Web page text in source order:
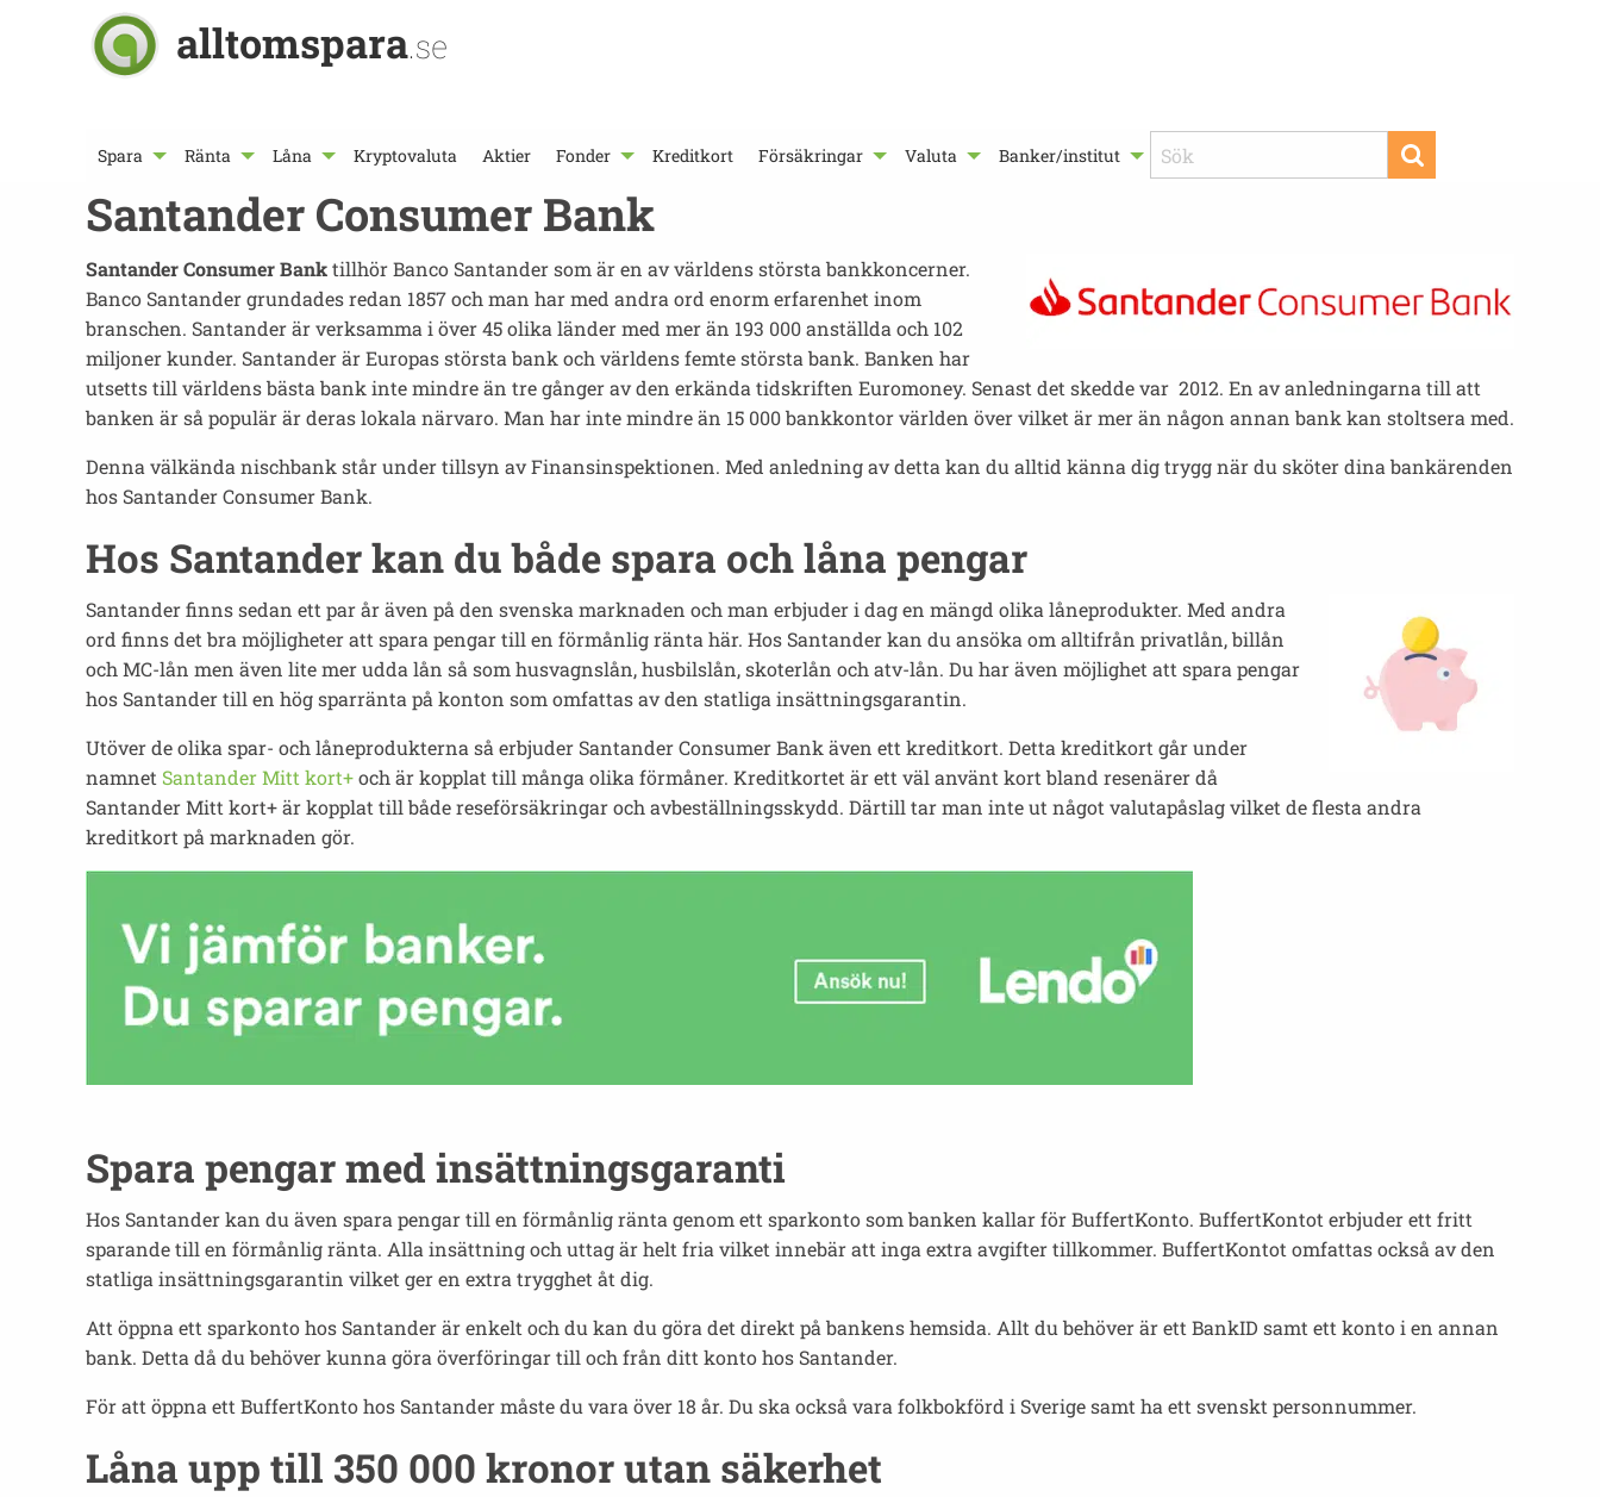
alltomspara.se
Spara Ränta Låna Kryptovaluta Aktier Fonder Kreditkort Försäkringar Valuta Banker/institut
Santander Consumer Bank
Santander Consumer Banktillhör Banco Santander som är en av världens största bankkoncerner.
Banco Santander grundades redan 1857 och man har med andra ord enorm erfarenhet inom
branschen. Santander är verksamma i över 45 olika länder med mer än 193 000 anställda och 102
miljoner kunder. Santander är Europas största bank och världens femte största bank. Banken har
utsetts till världens bästa bank inte mindre än tre gånger av den erkända tidskriften Euromoney. Senast det skedde var 2012. En av anledningarna till att
banken är så populär är deras lokala närvaro. Man har inte mindre än 15 000 bankkontor världen över vilket är mer än någon annan bank kan stoltsera med.
Denna välkända nischbank står under tillsyn av Finansinspektionen. Med anledning av detta kan du alltid känna dig trygg när du sköter dina bankärenden
hos Santander Consumer Bank.
Hos Santander kan du både spara och låna pengar
Santander finns sedan ett par år även på den svenska marknaden och man erbjuder i dag en mängd olika låneprodukter. Med andra
ord finns det bra möjligheter att spara pengar till en förmånlig ränta här. Hos Santander kan du ansöka om alltifrån privatlån, billån
och MC-lån men även lite mer udda lån så som husvagnslån, husbilslån, skoterlån och atv-lån. Du har även möjlighet att spara pengar
hos Santander till en hög sparränta på konton som omfattas av den statliga insättningsgarantin.
Utöver de olika spar- och låneprodukterna så erbjuder Santander Consumer Bank även ett kreditkort. Detta kreditkort går under
namnet Santander Mitt kort+och är kopplat till många olika förmåner. Kreditkortet är ett väl använt kort bland resenärer då
Santander Mitt kort+ är kopplat till både reseförsäkringar och avbeställningsskydd. Därtill tar man inte ut något valutapåslag vilket de flesta andra
kreditkort på marknaden gör.
Spara pengar med insättningsgaranti
Hos Santander kan du även spara pengar till en förmånlig ränta genom ett sparkonto som banken kallar för BuffertKonto. BuffertKontot erbjuder ett fritt
sparande till en förmånlig ränta. Alla insättning och uttag är helt fria vilket innebär att inga extra avgifter tillkommer. BuffertKontot omfattas också av den
statliga insättningsgarantin vilket ger en extra trygghet åt dig.
Att öppna ett sparkonto hos Santander är enkelt och du kan du göra det direkt på bankens hemsida. Allt du behöver är ett BankID samt ett konto i en annan
bank. Detta då du behöver kunna göra överföringar till och från ditt konto hos Santander.
För att öppna ett BuffertKonto hos Santander måste du vara över 18 år. Du ska också vara folkbokförd i Sverige samt ha ett svenskt personnummer.
Låna upp till 350 000 kronor utan säkerhet